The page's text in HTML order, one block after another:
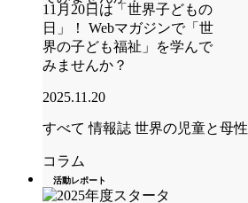
11月20日は「世界子どもの
日」！ Webマガジンで「世
界の子ども福祉」を学んで
みませんか？
2025.11.20
すべて 情報誌 世界の児童と母性
コラム
活動レポート